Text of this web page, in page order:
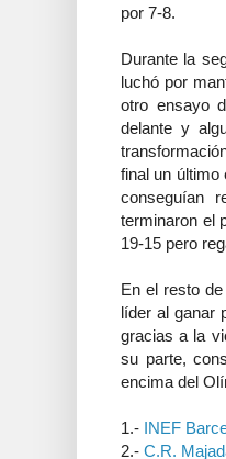
por 7-8.
Durante la
luchó por
otro ensayo
delante y
final un último
conseguían
terminaron el
19-15 pero
En el resto
líder al ganar
gracias a la
su parte,
encima del
1.- INEF
2.- C.R.